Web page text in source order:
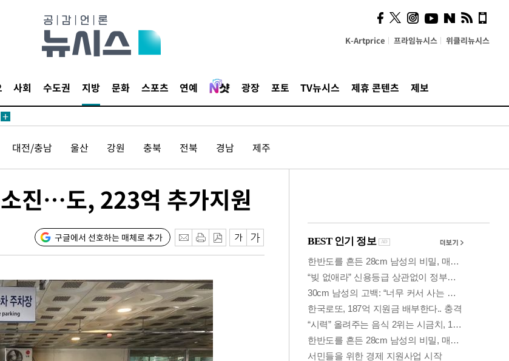
K-Artprice 프라임뉴시스 위클리뉴시스
사회 수도권 지방 문화 스포츠 연예 광장 포토 TV뉴시스 제휴 콘텐츠 제보
대전/충남 울산 강원 충북 전북 경남 제주
진…도, 223억 추가지원
구글에서 선호하는 매체로 추가
의견, 국토부·LH에 충실히
전달할 것"